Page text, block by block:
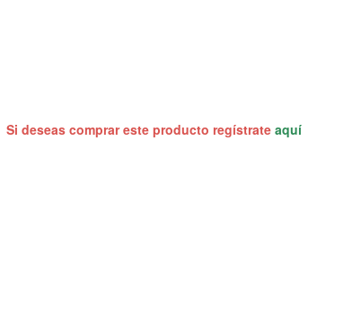
Si deseas comprar este producto regístrate aquí